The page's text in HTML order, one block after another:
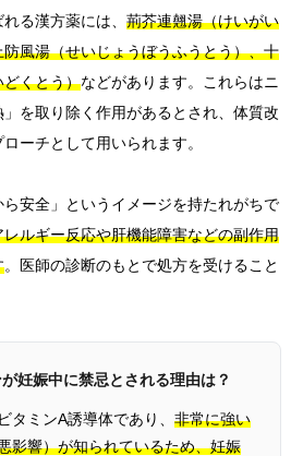
る漢方薬には、 荊芥連翹湯（けいがい
風湯（せいじょうぼうふうとう）、十
どくとう）などがあります。これらはニ
を取り除く作用があるとされ、体質改
ーチとして用いられます。
安全」というイメージを持たれがちで
ルギー反応や肝機能障害などの副作用
。医師の診断のもとで処方を受けること
妊娠中に禁忌とされる理由は？
タミンA誘導体であり、 非常に強い
影響）が知られているため、妊娠